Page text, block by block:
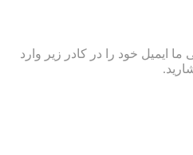
را در کادر زیر وارد